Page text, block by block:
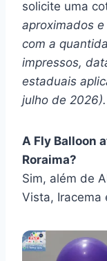
solicite uma
aproximados
com a
impressos,
estaduais
julho de 2026).
A Fly Balloon
Roraima?
Sim, além de
Vista, Iracema